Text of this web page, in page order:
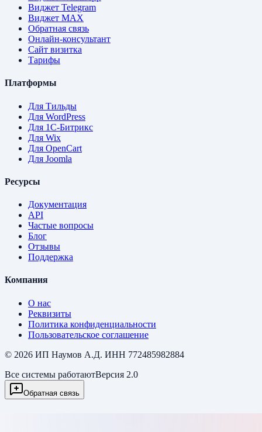
Виджет Telegram
Виджет MAX
Обратная связь
Онлайн-консультант
Сайт визитка
Тарифы
Платформы
Для Тильды
Для WordPress
Для 1С-Битрикс
Для Wix
Для OpenCart
Для Joomla
Ресурсы
Документация
API
Частые вопросы
Блог
Отзывы
Поддержка
Компания
О нас
Реквизиты
Политика конфиденциальности
Пользовательское соглашение
© 2026 ИП Наумов А.Д. ИНН 772485982884
Все системы работаютВерсия 2.0
Обратная связь